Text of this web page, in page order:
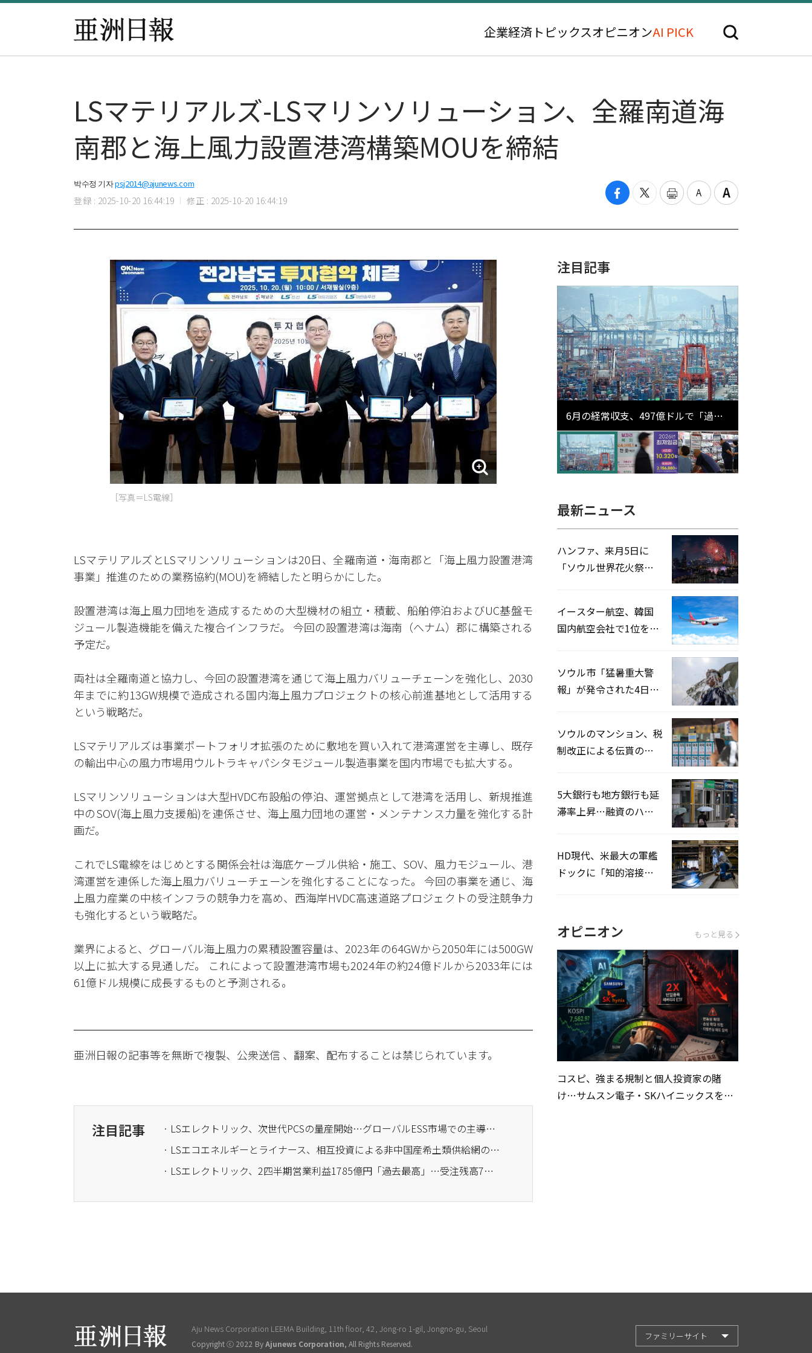
企業経済 トピックスオピニオンAI PICK
LSマテリアルズ-LSマリンソリューション、全羅南道海
南郡と海上風力設置港湾構築MOUを締結
박수정 기자psj2014@ajunews.com
登録 : 2025-10-20 16:44:19 修正 : 2025-10-20 16:44:19
［写真＝LS電線］
LSマテリアルズとLSマリンソリューションは20日、全羅南道・海南郡と「海上風力設置港湾
事業」推進のための業務協約(MOU)を締結したと明らかにした。
設置港湾は海上風力団地を造成するための大型機材の組立・積載、船舶停泊およびUC基盤モ
ジュール製造機能を備えた複合インフラだ。 今回の設置港湾は海南（へナム）郡に構築される
予定だ。
両社は全羅南道と協力し、今回の設置港湾を通じて海上風力バリューチェーンを強化し、2030
年までに約13GW規模で造成される国内海上風力プロジェクトの核心前進基地として活用する
という戦略だ。
LSマテリアルズは事業ポートフォリオ拡張のために敷地を買い入れて港湾運営を主導し、既存
の輸出中心の風力市場用ウルトラキャパシタモジュール製造事業を国内市場でも拡大する。
LSマリンソリューションは大型HVDC布設船の停泊、運営拠点として港湾を活用し、新規推進
中のSOV(海上風力支援船)を連係させ、海上風力団地の運営・メンテナンス力量を強化する計
画だ。
これでLS電線をはじめとする関係会社は海底ケーブル供給・施工、SOV、風力モジュール、港
湾運営を連係した海上風力バリューチェーンを強化することになった。 今回の事業を通じ、海
上風力産業の中核インフラの競争力を高め、西海岸HVDC高速道路プロジェクトの受注競争力
も強化するという戦略だ。
業界によると、グローバル海上風力の累積設置容量は、2023年の64GWから2050年には500GW
以上に拡大する見通しだ。 これによって設置港湾市場も2024年の約24億ドルから2033年には
61億ドル規模に成長するものと予測される。
亜洲日報の記事等を無断で複製、公衆送信 、翻案、配布することは禁じられています。
注目記事
· LSエレクトリック、次世代PCSの量産開始…グローバルESS市場での主導権強化
· LSエコエネルギーとライナース、相互投資による非中国産希土類供給網の構築
· LSエレクトリック、2四半期営業利益1785億円「過去最高」…受注残高7兆円突破
注目記事
6月の経常収支、497億ドルで「過去
最大」…輸出が初の1000億ドル突破
最新ニュース
ハンファ、来月5日に
「ソウル世界花火祭り
イースター航空、韓国
国内航空会社で1位を記
ソウル市「猛暑重大警
報」が発令された4日、
ソウルのマンション、税
制改正による伝貰の月
5大銀行も地方銀行も延
滞率上昇…融資のハー
HD現代、米最大の軍艦
ドックに「知的溶接」
オピニオン もっと見る
コスピ、強まる規制と個人投資家の賭
け…サムスン電子・SKハイニックスを巡
ファミリーサイト
Aju News Corporation LEEMA Building, 11th floor, 42, Jong-ro 1-gil, Jongno-gu, Seoul
Copyright ⓒ 2022 ByAjunews Corporation, All Rights Reserved.